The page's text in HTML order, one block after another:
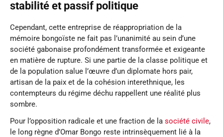
stabilité et passif politique
Cependant, cette entreprise de réappropriation de la
mémoire bongoïste ne fait pas l’unanimité au sein d’une
société gabonaise profondément transformée et exigeante
en matière de rupture. Si une partie de la classe politique et
de la population salue l’œuvre d’un diplomate hors pair,
artisan de la paix et de la cohésion interethnique, les
contempteurs du régime déchu rappellent une réalité plus
sombre.
Pour l’opposition radicale et une fraction de la société civile,
le long règne d’Omar Bongo reste intrinsèquement lié à la